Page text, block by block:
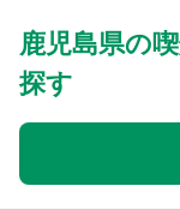
鹿児島県の
探す